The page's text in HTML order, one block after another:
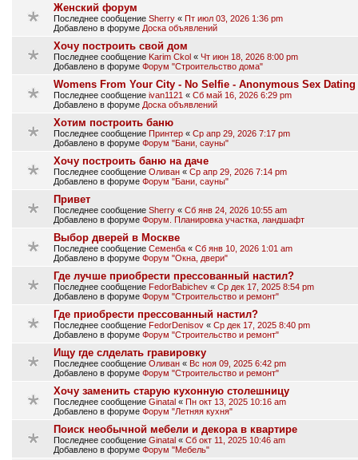
Женский форум
Последнее сообщение Sherry « Пт июл 03, 2026 1:36 pm
Добавлено в форуме Доска объявлений
Хочу построить свой дом
Последнее сообщение Karim Ckol « Чт июн 18, 2026 8:00 pm
Добавлено в форуме Форум "Строительство дома"
Womens From Your City - No Selfie - Anonymous Sex Dating
Последнее сообщение ivan1121 « Сб май 16, 2026 6:29 pm
Добавлено в форуме Доска объявлений
Хотим построить баню
Последнее сообщение Принтер « Ср апр 29, 2026 7:17 pm
Добавлено в форуме Форум "Бани, сауны"
Хочу построить баню на даче
Последнее сообщение Оливан « Ср апр 29, 2026 7:14 pm
Добавлено в форуме Форум "Бани, сауны"
Привет
Последнее сообщение Sherry « Сб янв 24, 2026 10:55 am
Добавлено в форуме Форум. Планировка участка, ландшафт
Выбор дверей в Москве
Последнее сообщение Семенба « Сб янв 10, 2026 1:01 am
Добавлено в форуме Форум "Окна, двери"
Где лучше приобрести прессованный настил?
Последнее сообщение FedorBabichev « Ср дек 17, 2025 8:54 pm
Добавлено в форуме Форум "Строительство и ремонт"
Где приобрести прессованный настил?
Последнее сообщение FedorDenisov « Ср дек 17, 2025 8:40 pm
Добавлено в форуме Форум "Строительство и ремонт"
Ищу где слделать гравировку
Последнее сообщение Оливан « Вс ноя 09, 2025 6:42 pm
Добавлено в форуме Форум "Строительство и ремонт"
Хочу заменить старую кухонную столешницу
Последнее сообщение Ginatal « Пн окт 13, 2025 10:16 am
Добавлено в форуме Форум "Летняя кухня"
Поиск необычной мебели и декора в квартире
Последнее сообщение Ginatal « Сб окт 11, 2025 10:46 am
Добавлено в форуме Форум "Мебель"